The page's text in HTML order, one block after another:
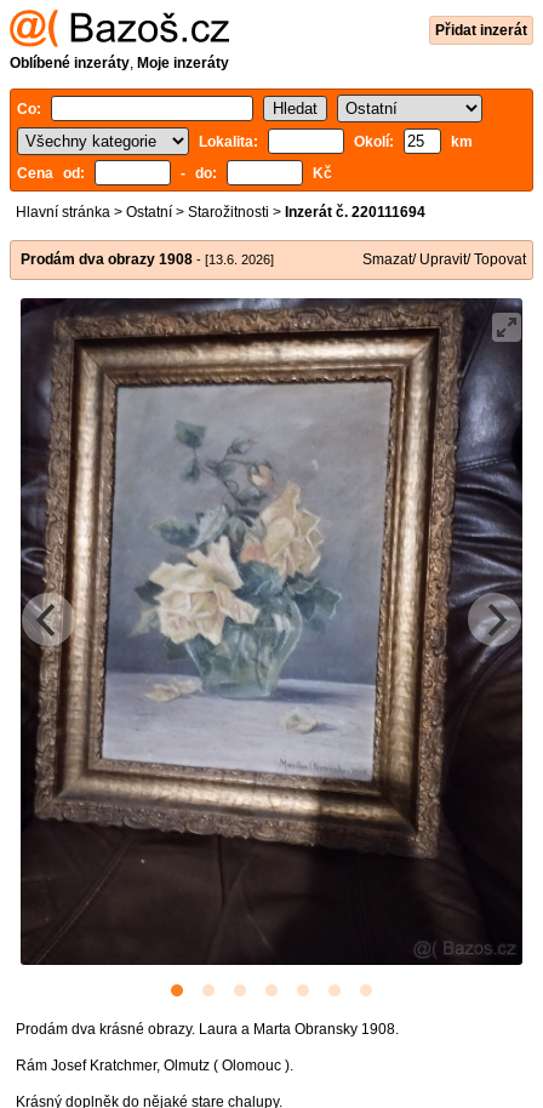
Přidat inzerát
Oblíbené inzeráty, Moje inzeráty
Co:
Lokalita:
Okolí:
km
Cena od:
- do: Kč
Hlavní stránka > Ostatní > Starožitnosti > Inzerát č. 220111694
Prodám dva obrazy 1908 - [13.6. 2026] Smazat/ Upravit/ Topovat
Prodám dva krásné obrazy. Laura a Marta Obransky 1908.
Rám Josef Kratchmer, Olmutz ( Olomouc ).
Krásný doplněk do nějaké stare chalupy.